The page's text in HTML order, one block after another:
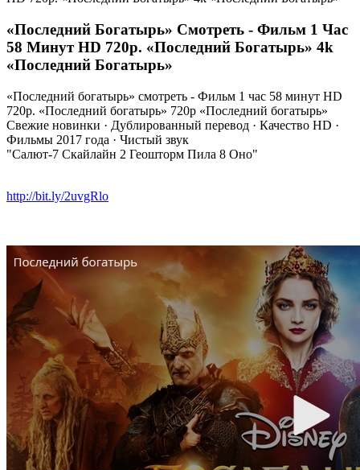
«Последний Богатырь» Смотреть - Фильм 1 Час
58 Минут HD 720p.‎ «Последний Богатырь» 4k
«Последний Богатырь»
«Последний богатырь» смотреть - Фильм 1 час 58 минут HD
720p.‎ «Последний богатырь» 720p «Последний богатырь»
Свежие новинки · Дублированный перевод · Качество HD ·
Фильмы 2017 года · Чистый звук
"Салют-7 Скайлайн 2 Геошторм Пила 8 Оно"
http://bit.ly/2uvgRlo